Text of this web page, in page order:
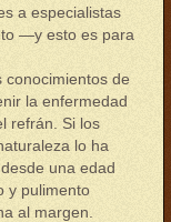
a especialistas
—y esto es para
conocimientos de
la enfermedad
refrán. Si los
lo ha
una edad
y pulimento
al margen.